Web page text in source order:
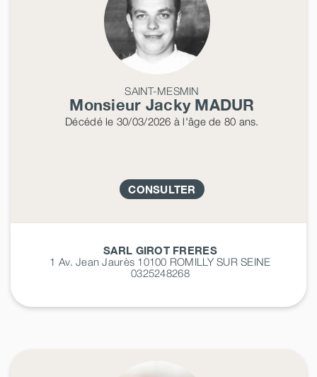
SAINT-MESMIN
Monsieur Jacky MADUR
Décédéle 30/03/2026 à l'âge de 80 ans.
CONSULTER
SARL GIROT FRERES
1 Av. Jean Jaurès 10100 ROMILLY SUR SEINE
0325248268